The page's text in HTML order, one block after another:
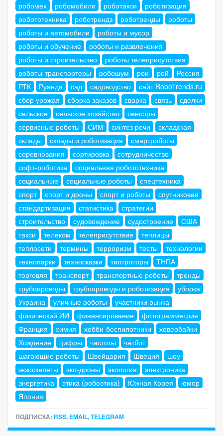
робомех
робомобили роботакси
роботизация
робототехника
роботрендз роботренды
роботы
роботы и автомобили
роботы и мусор
роботы и обучение
роботы и развлечения
роботы и строительство
роботы телеприсутствия
роботы-транспортеры
робошум рои рой
Россия
РТК
Руанда сад садоводство
сайт RoboTrends.ru
сбор урожая
сборка заказов сварка связь
сделки
сельское
сельское хозяйство
сенсоры
сервисные роботы
СИМ синтез речи
складская
склады
склады и роботизация
смартроботы
соревнования
сортировка
сотрудничество
софт-роботика
социальная робототехника
социальные
социальные роботы
спецтехника
спорт
спорт и дроны спорт и роботы
спутниковая
стандартизация
статистика
стратегии
строительство
судовождение судостроение
США
такси
телеком телеприсутствие
теплицы
теплосети
термины терроризм тесты
технологии
технопарки
техносказки тилтроторы
ТНПА
торговля
транспорт транспортные роботы
тренды
трубопроводы
трубопроводы и роботизация
уборка
Украина
уличные роботы
участники рынка
физический ИИ
финансирование
фотограмметрия
Франция
химия хобби-беспилотники
ховербайки
Хождение
цифры частоты
чатбот
шагающие роботы
Швейцария Швеция
шоу
экзоскелеты
эко-дроны экология
электроника
энергетика
этика (робоэтика) Южная Корея
юмор
Япония
ПОДПИСКА: RSS, EMAIL,TELEGRAM